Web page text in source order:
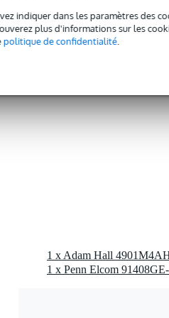
indiquer dans les paramètres des
plus d'informations sur les
politique de confidentialité.